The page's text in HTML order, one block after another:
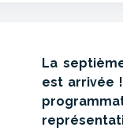
La
est arrivée